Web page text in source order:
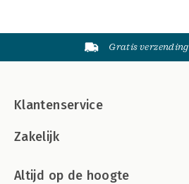
Gratis
Klantenservice
Zakelijk
Altijd op de hoogte